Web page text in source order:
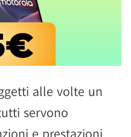
alle volte un
servono
e prestazioni